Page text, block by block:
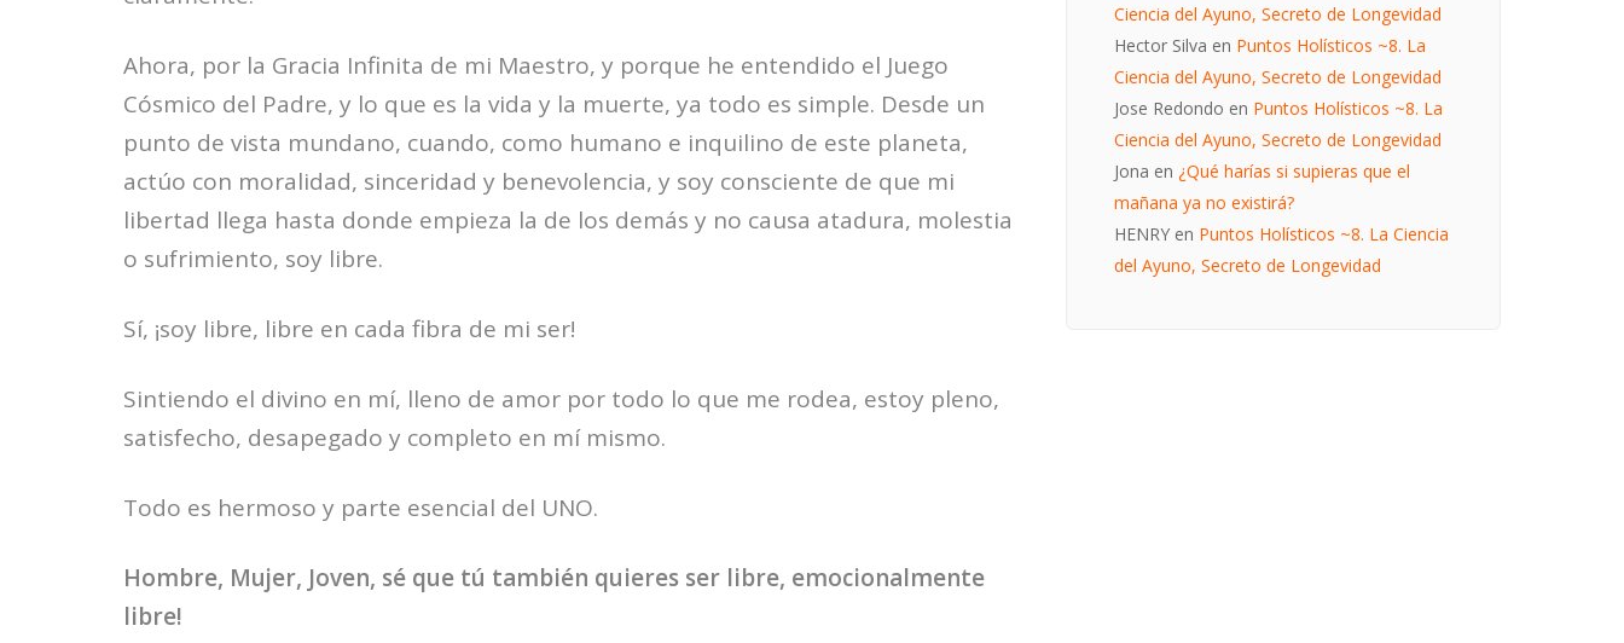
Ahora, por la Gracia Infinita de mi Maestro, y porque he entendido el Juego
Cósmico del Padre, y lo que es la vida y la muerte, ya todo es simple. Desde un
punto de vista mundano, cuando, como humano e inquilino de este planeta,
actúo con moralidad, sinceridad y benevolencia, y soy consciente de que mi
libertad llega hasta donde empieza la de los demás y no causa atadura, molestia
o sufrimiento, soy libre.
Sí, ¡soy libre, libre en cada fibra de mi ser!
Sintiendo el divino en mí, lleno de amor por todo lo que me rodea, estoy pleno,
satisfecho, desapegado y completo en mí mismo.
Todo es hermoso y parte esencial del UNO.
Hombre, Mujer, Joven, sé que tú también quieres ser libre, emocionalmente
libre!
Ciencia del Ayuno, Secreto de Longevidad
Hector Silva en Puntos Holísticos ~8. La
Ciencia del Ayuno, Secreto de Longevidad
Jose Redondo en Puntos Holísticos ~8. La
Ciencia del Ayuno, Secreto de Longevidad
Jona en ¿Qué harías si supieras que el
mañana ya no existirá?
HENRY en Puntos Holísticos ~8. La Ciencia
del Ayuno, Secreto de Longevidad